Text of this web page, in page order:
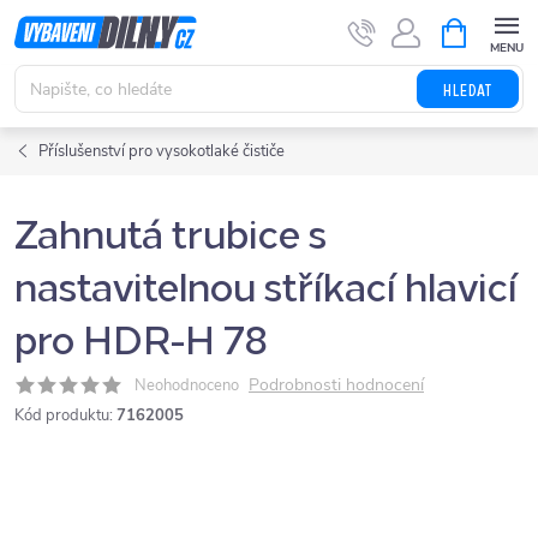
Přejít
na
obsah
HLEDAT
NÁKUPNÍ
KOŠÍK
Příslušenství pro vysokotlaké čističe
Zahnutá trubice s
nastavitelnou stříkací hlavicí
pro HDR-H 78
Neohodnoceno Podrobnosti hodnocení
Kód produktu: 7162005